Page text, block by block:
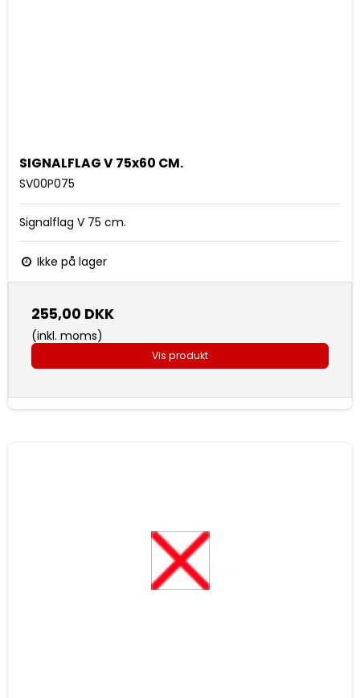
SIGNALFLAG V 75x60 CM.
SV00P075
Signalflag V 75 cm.
Ikke på lager
255,00 DKK
(inkl. moms)
Vis produkt